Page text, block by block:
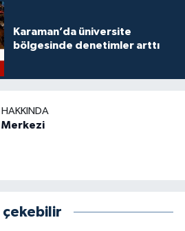
Karaman’da üniversite
bölgesinde denetimler arttı
HAKKINDA
Merkezi
çekebilir